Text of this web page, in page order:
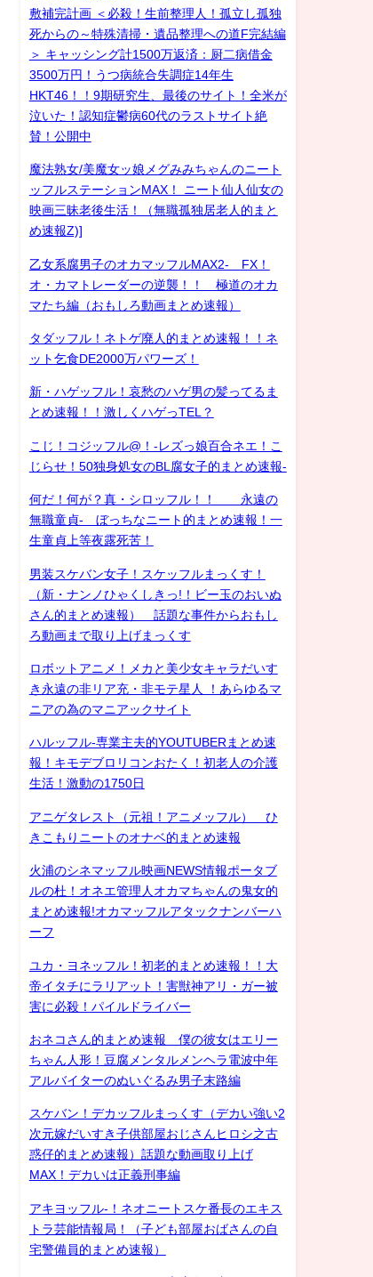
敷補完計画 ＜必殺！生前整理人！孤立し孤独
死からの～特殊清掃・遺品整理への道F完結編
＞ キャッシング計1500万返済：厨二病借金
3500万円！うつ病統合失調症14年生
HKT46！！9期研究生、最後のサイト！全米が
泣いた！認知症鬱病60代のラストサイト絶
賛！公開中
魔法熟女/美魔女ッ娘メグみみちゃんのニート
ッフルステーションMAX！ ニート仙人仙女の
映画三昧老後生活！（無職孤独居老人的まと
め速報Z)]
乙女系腐男子のオカマッフルMAX2- FX！
オ・カマトレーダーの逆襲！！ 極道のオカ
マたち編（おもしろ動画まとめ速報）
タダッフル！ネトゲ廃人的まとめ速報！！ネ
ット乞食DE2000万パワーズ！
新・ハゲッフル！哀愁のハゲ男の髪ってるま
とめ速報！！激しくハゲっTEL？
こじ！コジッフル@！-レズっ娘百合ネエ！こ
じらせ！50独身処女のBL腐女子的まとめ速報-
何だ！何が？真・シロッフル！！ 永遠の
無職童貞- ぼっちなニート的まとめ速報！一
生童貞上等夜露死苦！
男装スケバン女子！スケッフルまっくす！
（新・ナンノひゃくしきっ!！ビー玉のおいぬ
さん的まとめ速報） 話題な事件からおもし
ろ動画まで取り上げまっくす
ロボットアニメ！メカと美少女キャラだいす
き永遠の非リア充・非モテ星人 ！あらゆるマ
ニアの為のマニアックサイト
ハルッフル-専業主夫的YOUTUBERまとめ速
報！キモデブロリコンおたく！初老人の介護
生活！激動の1750日
アニゲタレスト（元祖！アニメッフル） ひ
きこもりニートのオナベ的まとめ速報
火浦のシネマッフル映画NEWS情報ポータブ
ルの杜！オネエ管理人オカマちゃんの鬼女的
まとめ速報!オカマッフルアタックナンバーハ
ーフ
ユカ・ヨネッフル！初老的まとめ速報！！大
帝イタチにラリアット！害獣神アリ・ガー被
害に必殺！パイルドライバー
おネコさん的まとめ速報 僕の彼女はエリー
ちゃん人形！豆腐メンタルメンヘラ電波中年
アルバイターのぬいぐるみ男子末路編
スケバン！デカッフルまっくす（デカい強い2
次元嫁だいすき子供部屋おじさんヒロシ之古
惑仔的まとめ速報）話題な動画取り上げ
MAX！デカいは正義刑事編
アキヨッフル-！ネオニートスケ番長のエキス
トラ芸能情報局！（子ども部屋おばさんの自
宅警備員的まとめ速報）